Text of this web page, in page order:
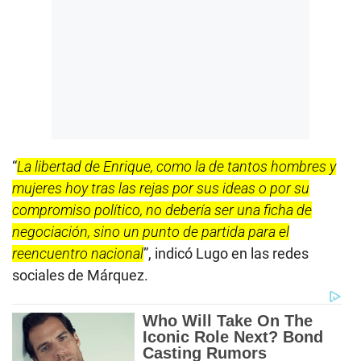
“La libertad de Enrique, como la de tantos hombres y
mujeres hoy tras las rejas por sus ideas o por su
compromiso político, no debería ser una ficha de
negociación, sino un punto de partida para el
reencuentro nacional”, indicó Lugo en las redes
sociales de Márquez.